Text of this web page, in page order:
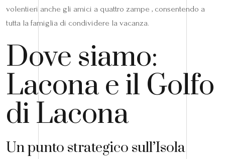
volentieri anche gli amici a quattro zampe , consentendo a
tutta la famiglia di condividere la vacanza.
Dove siamo:
Lacona e il Golfo
di Lacona
Un punto strategico sull’Isola